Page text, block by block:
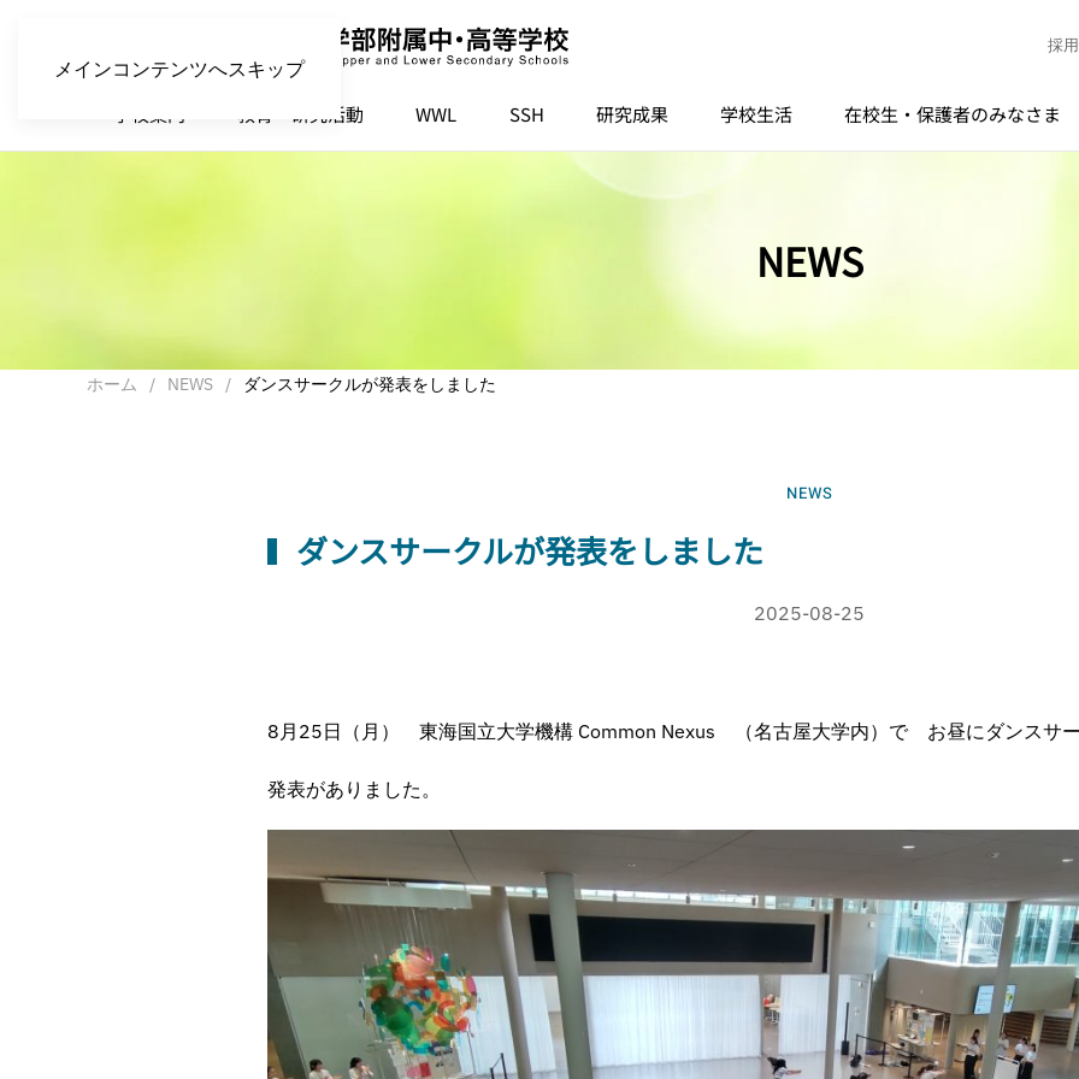
メインコンテンツへスキップ
採
学校案内 教育・研究活動 WWL SSH 研究成果 学校生活 在校生・保護者のみなさま
NEWS
ホーム NEWS ダンスサークルが発表をしました
NEWS
ダンスサークルが発表をしました
2025-08-25
8月25日（月） 東海国立大学機構 Common Nexus （名古屋大学内）で お昼にダンスサ
発表がありました。